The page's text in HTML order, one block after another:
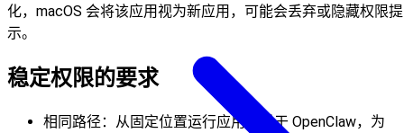
化，macOS 会将该应用视为新应用，可能会丢弃或隐藏权限提
示。
稳定权限的要求
相同路径：从固定位置运行应用（对于 OpenClaw，为